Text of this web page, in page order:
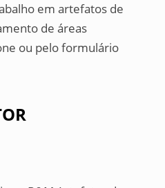
em artefatos de
de áreas
ou pelo formulário